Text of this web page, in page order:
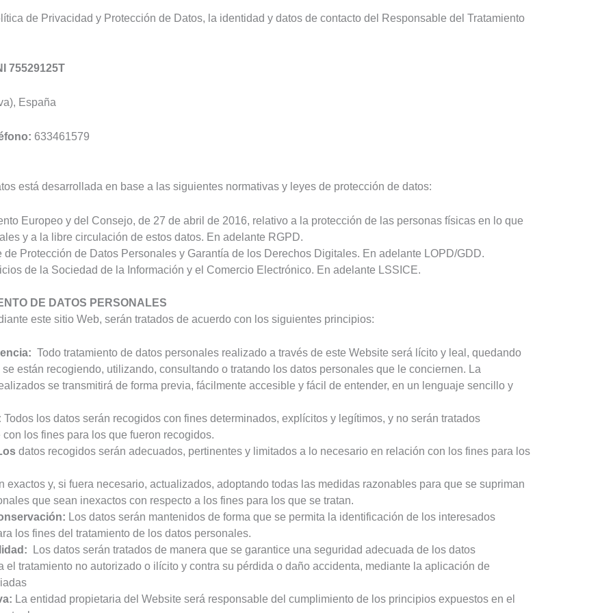
de Privacidad y Protección de Datos, la identidad y datos de contacto del Responsable del Tratamiento
75529125T
España
633461579
está desarrollada en base a las siguientes normativas y leyes de protección de datos:
Europeo y del Consejo, de 27 de abril de 2016, relativo a la protección de las personas físicas en lo que
y a la libre circulación de estos datos. En adelante RGPD.
Protección de Datos Personales y Garantía de los Derechos Digitales. En adelante LOPD/GDD.
de la Sociedad de la Información y el Comercio Electrónico. En adelante LSSICE.
DE DATOS PERSONALES
este sitio Web, serán tratados de acuerdo con los siguientes principios:
Todo tratamiento de datos personales realizado a través de este Website será lícito y leal, quedando
están recogiendo, utilizando, consultando o tratando los datos personales que le conciernen. La
se transmitirá de forma previa, fácilmente accesible y fácil de entender, en un lenguaje sencillo y
Todos los datos serán recogidos con fines determinados, explícitos y legítimos, y no serán tratados
los fines para los que fueron recogidos.
datos recogidos serán adecuados, pertinentes y limitados a lo necesario en relación con los fines para los
exactos y, si fuera necesario, actualizados, adoptando todas las medidas razonables para que se supriman
que sean inexactos con respecto a los fines para los que se tratan.
Los datos serán mantenidos de forma que se permita la identificación de los interesados
los fines del tratamiento de los datos personales.
Los datos serán tratados de manera que se garantice una seguridad adecuada de los datos
tratamiento no autorizado o ilícito y contra su pérdida o daño accidenta, mediante la aplicación de
La entidad propietaria del Website será responsable del cumplimiento de los principios expuestos en el